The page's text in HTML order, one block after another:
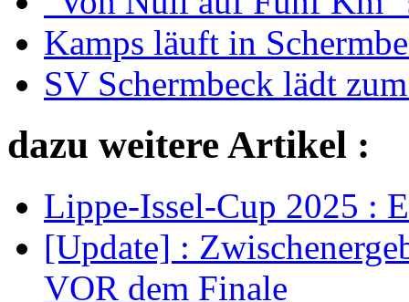
Kamps läuft in
SV Schermbeck lädt
dazu weitere Artikel :
Lippe-Issel-Cup 2025 :
[Update] :
VOR dem Finale